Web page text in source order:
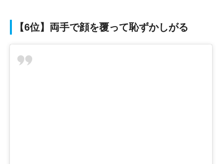
【6位】両手で顔を覆って恥ずかしがる